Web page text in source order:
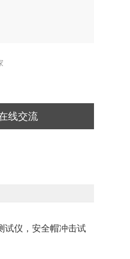
线交流
试仪，安全帽冲击试